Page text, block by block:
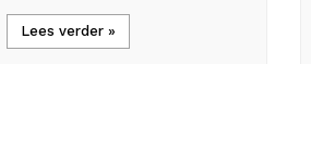
Lees verder »